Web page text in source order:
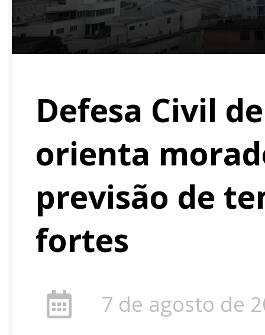
Defesa Civil
orienta
previsão de
fortes
7 de agosto de